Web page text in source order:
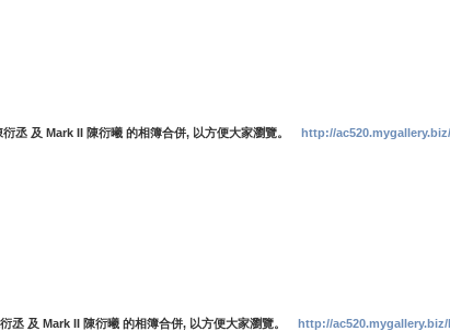
丞 及 Mark II 陳衍曦 的相簿合併, 以方便大家瀏覽。 http://
丞 及 Mark II 陳衍曦 的相簿合併, 以方便大家瀏覽。 http://